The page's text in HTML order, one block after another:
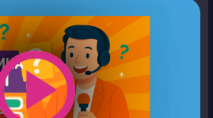
play_arrow